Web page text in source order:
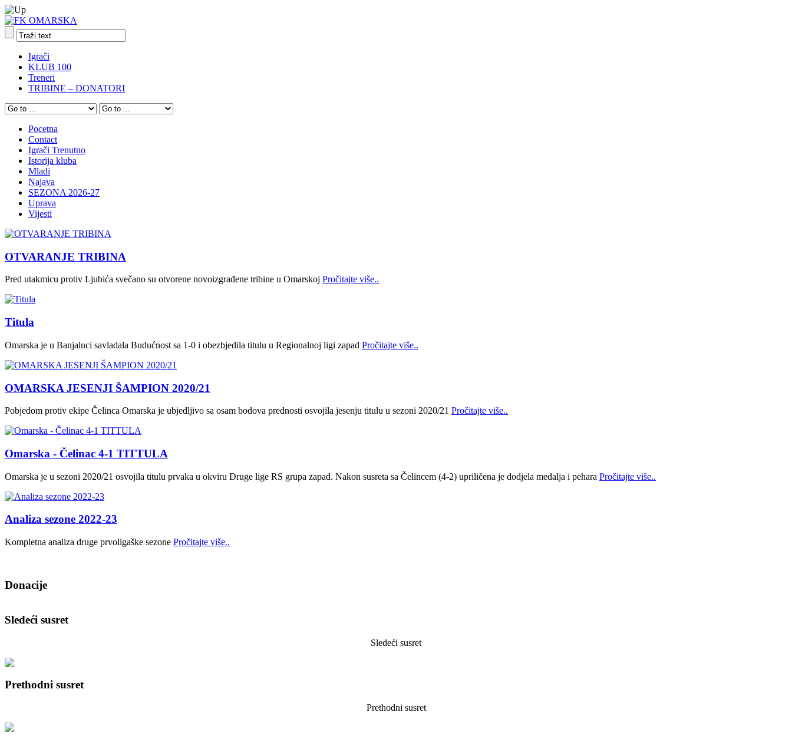
Igrači
KLUB 100
Treneri
TRIBINE – DONATORI
Pocetna
Contact
Igrači Trenutno
Istorija kluba
Mladi
Najava
SEZONA 2026-27
Uprava
Vijesti
OTVARANJE TRIBINA
Pred utakmicu protiv Ljubića svečano su otvorene novoizgrađene tribine u Omarskoj Pročitajte više..
Titula
Omarska je u Banjaluci savladala Budućnost sa 1-0 i obezbjedila titulu u Regionalnoj ligi zapad Pročitajte više..
OMARSKA JESENJI ŠAMPION 2020/21
Pobjedom protiv ekipe Čelinca Omarska je ubjedljivo sa osam bodova prednosti osvojila jesenju titulu u sezoni 2020/21 Pročitajte više..
Omarska - Čelinac 4-1 TITTULA
Omarska je u sezoni 2020/21 osvojila titulu prvaka u okviru Druge lige RS grupa zapad. Nakon susreta sa Čelincem (4-2) upriličena je dodjela medalja i pehara Pročitajte više..
Analiza sezone 2022-23
Kompletna analiza druge prvoligaške sezone Pročitajte više..
Donacije
Sledeći susret
Sledeći susret
Prethodni susret
Prethodni susret